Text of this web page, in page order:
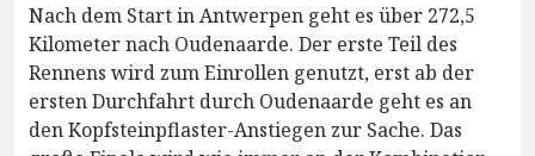
Nach dem Start in Antwerpen geht es über 272,5
Kilometer nach Oudenaarde. Der erste Teil des
Rennens wird zum Einrollen genutzt, erst ab der
ersten Durchfahrt durch Oudenaarde geht es an
den Kopfsteinpflaster-Anstiegen zur Sache. Das